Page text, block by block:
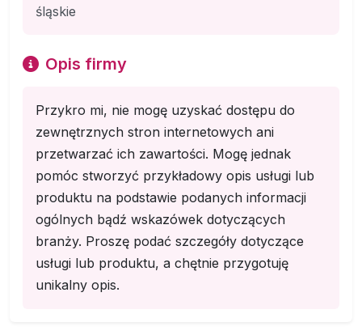
śląskie
Opis firmy
Przykro mi, nie mogę uzyskać dostępu do
zewnętrznych stron internetowych ani
przetwarzać ich zawartości. Mogę jednak
pomóc stworzyć przykładowy opis usługi lub
produktu na podstawie podanych informacji
ogólnych bądź wskazówek dotyczących
branży. Proszę podać szczegóły dotyczące
usługi lub produktu, a chętnie przygotuję
unikalny opis.